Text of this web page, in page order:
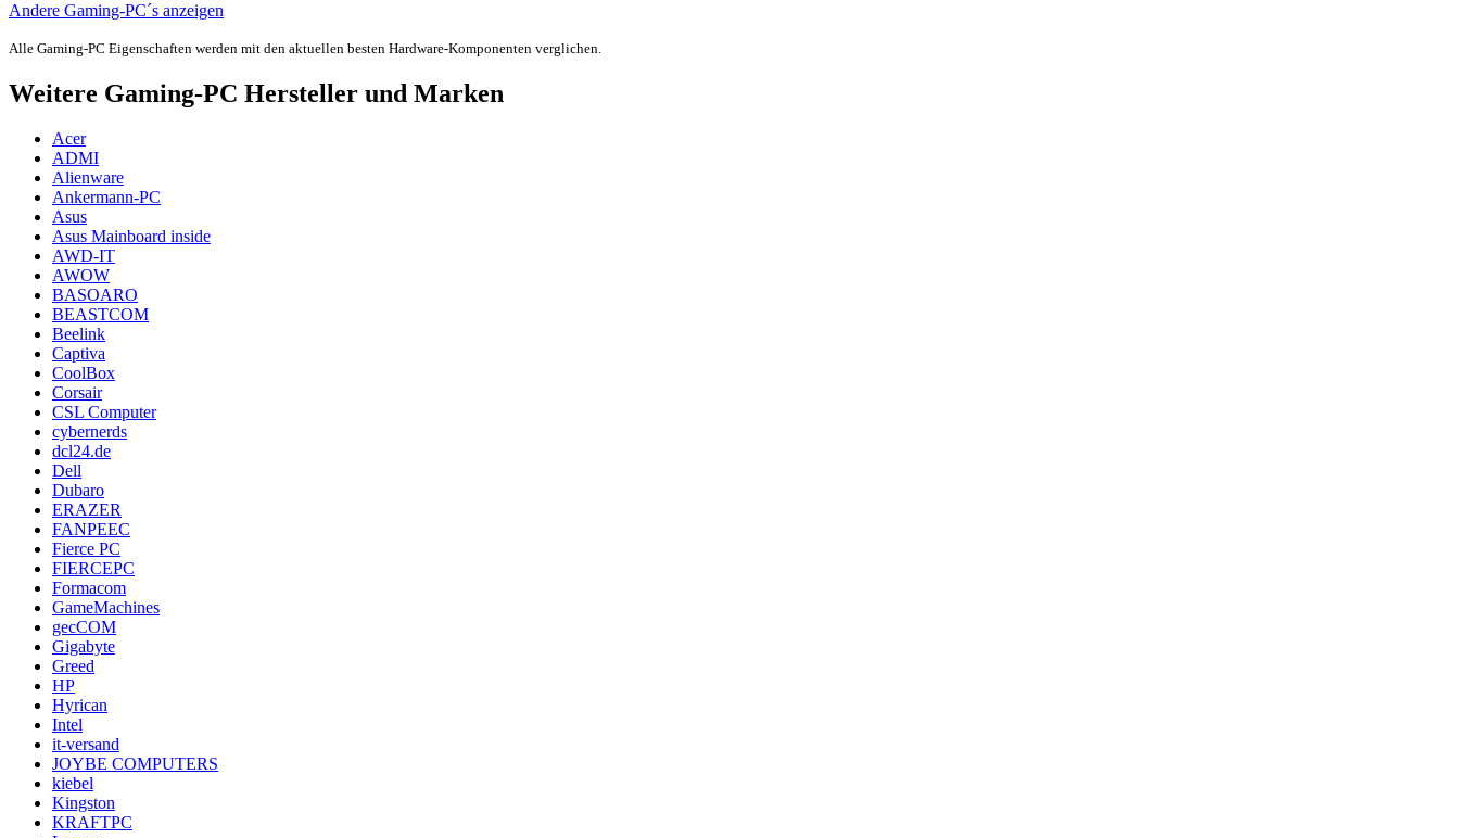
Andere Gaming-PC´s anzeigen
Alle Gaming-PC Eigenschaften werden mit den aktuellen besten Hardware-Komponenten verglichen.
Weitere Gaming-PC Hersteller und Marken
Acer
ADMI
Alienware
Ankermann-PC
Asus
Asus Mainboard inside
AWD-IT
AWOW
BASOARO
BEASTCOM
Beelink
Captiva
CoolBox
Corsair
CSL Computer
cybernerds
dcl24.de
Dell
Dubaro
ERAZER
FANPEEC
Fierce PC
FIERCEPC
Formacom
GameMachines
gecCOM
Gigabyte
Greed
HP
Hyrican
Intel
it-versand
JOYBE COMPUTERS
kiebel
Kingston
KRAFTPC